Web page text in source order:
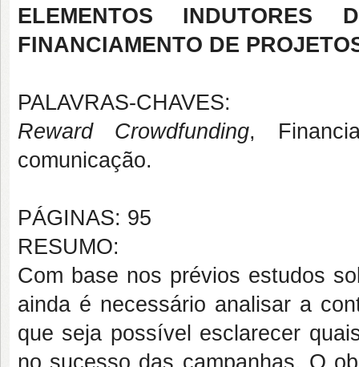
ELEMENTOS
FINANCIAMENTO DE
PALAVRAS-CHAVES:
Reward Crowdfunding,
comunicação.
PÁGINAS: 95
RESUMO:
Com base nos prévios estudos
ainda é necessário analisar a
que seja possível esclarecer
no sucesso das campanhas. O